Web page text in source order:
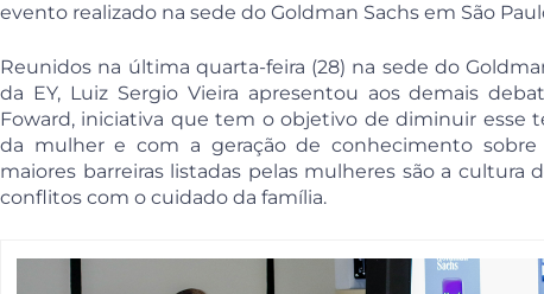
evento realizado na sede do Goldman Sachs em São
Reunidos na última quarta-feira (28) na sede do
da EY, Luiz Sergio Vieira apresentou aos demais
Foward, iniciativa que tem o objetivo de diminuir esse
da mulher e com a geração de conhecimento
maiores barreiras listadas pelas mulheres são a cultura
conflitos com o cuidado da família.